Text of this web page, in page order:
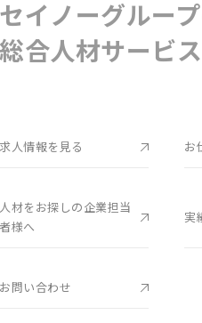
セイノーグルー
総合人材サービ
求人情報を見る お
人材をお探しの企業担当
者様へ
実
お問い合わせ